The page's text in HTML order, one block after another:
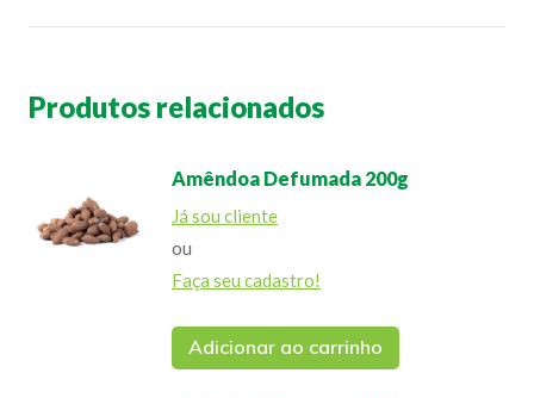
Produtos relacionados
Amêndoa Defumada 200g
Já sou cliente
ou
Faça seu cadastro!
Adicionar ao carrinho